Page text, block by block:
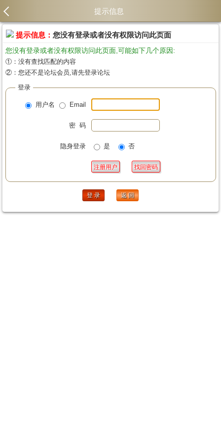
提示信息
提示信息： 您没有登录或者没有权限访问此页面
您没有登录或者没有权限访问此页面,可能如下几个原因:
①：没有查找匹配的内容
②：您还不是论坛会员,请先登录论坛
登录
用户名 Email
密 码
隐身登录 是 否